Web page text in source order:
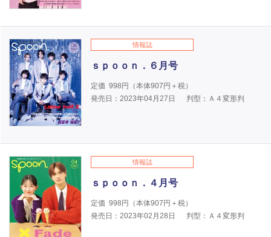
情報誌
ｓｐｏｏｎ．６月号
定価 998円（本体907円＋税）
発売日：2023年04月27日
判型：Ａ４変形判
情報誌
ｓｐｏｏｎ．４月号
定価 998円（本体907円＋税）
発売日：2023年02月28日
判型：Ａ４変形判